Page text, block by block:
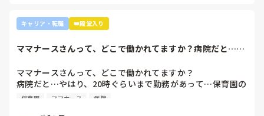
り、看護のつながりが無かったことは自分でも反省していま
すし、今後成長させていきたいなと思っています。
いないです。
るかな？』『自分ならそこまでされたら辞めるよ』とのこ
と。
師長さんの言ってることも確かに理解できますが
外来や検診センターは、また病棟とは全然違う業務になるの
で、病棟での臨床経験を積みたい気持ちがあるのであれば、ご
きな病院だとどうしても異動で行きたくない場所に行かされて
病院も規模やいろいろ取り組んでいることが違うので、探して
みるとおもしろいですよ。ただ、転職するなら3年は基礎をつ
けてもいいのかなと思います。中途採用は即戦力を期待されま
キャリア・転職 👑殿堂入り
ママナースさんって、どこで働かれてますか？病院だと…や
ママナースさんって、どこで働かれてますか？
病院だと…やはり、20時ぐらいまで勤務があって…保育園の
お迎えが間に合わないことが多くて…
保育園 ママナース 病院